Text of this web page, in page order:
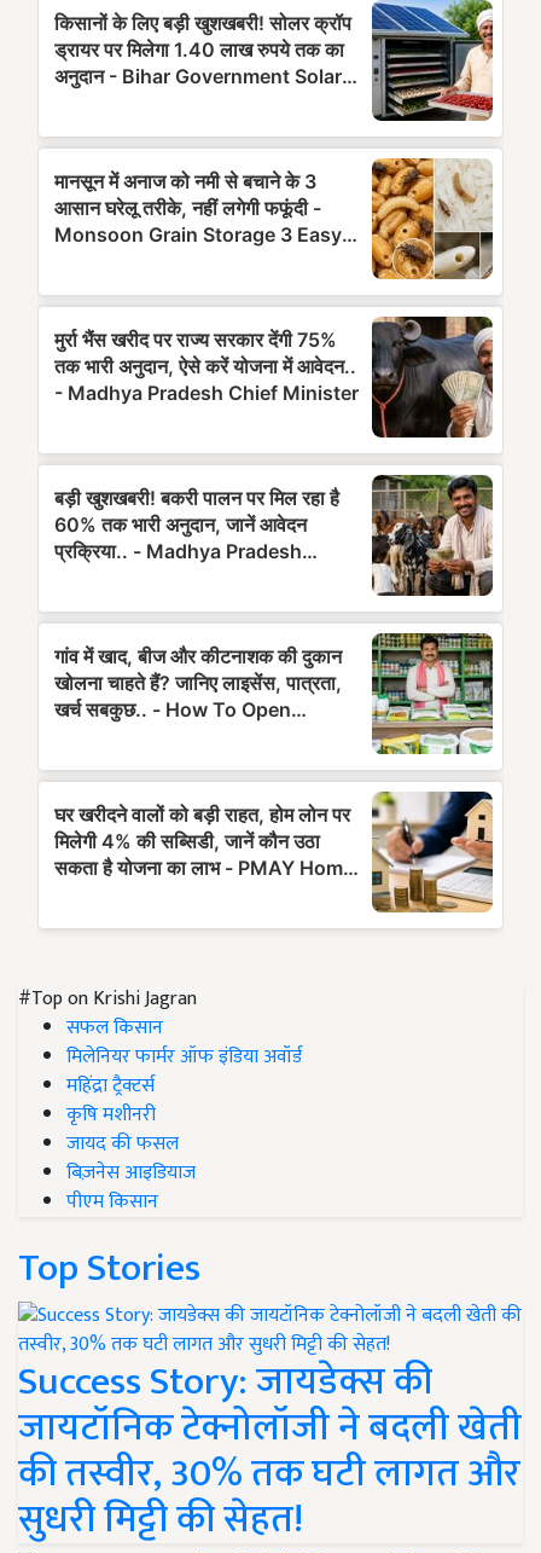
#Top on Krishi Jagran
सफल किसान
मिलेनियर फार्मर ऑफ इंडिया अवॉर्ड
महिंद्रा ट्रैक्टर्स
कृषि मशीनरी
जायद की फसल
बिज़नेस आइडियाज
पीएम किसान
Top Stories
Success Story: जायडेक्स की
जायटॉनिक टेक्नोलॉजी ने बदली खेती
की तस्वीर, 30% तक घटी लागत और
सुधरी मिट्टी की सेहत!